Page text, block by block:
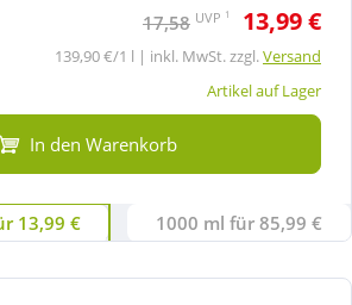
17,58 UVP 1 13,99 €
139,90 €/1 l | inkl. MwSt. zzgl.Versand
Artikel auf Lager
In den Warenkorb
13,99 € 1000 ml für 85,99 €